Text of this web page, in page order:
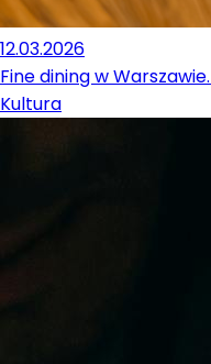
12.03.2026
Fine dining w
Kultura